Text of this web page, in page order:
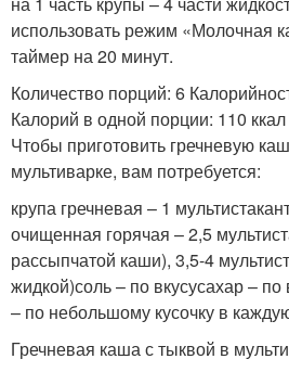
использовать режим «Молочная
таймер на 20 минут.
Количество порций: 6
Калорий в одной порции: 110 ккал
Чтобы приготовить гречневую
мультиварке, вам потребуется:
крупа гречневая – 1
очищенная горячая – 2,5
рассыпчатой каши), 3,5-4
жидкой)соль – по вкусусахар –
– по небольшому кусочку в
Гречневая каша с тыквой в